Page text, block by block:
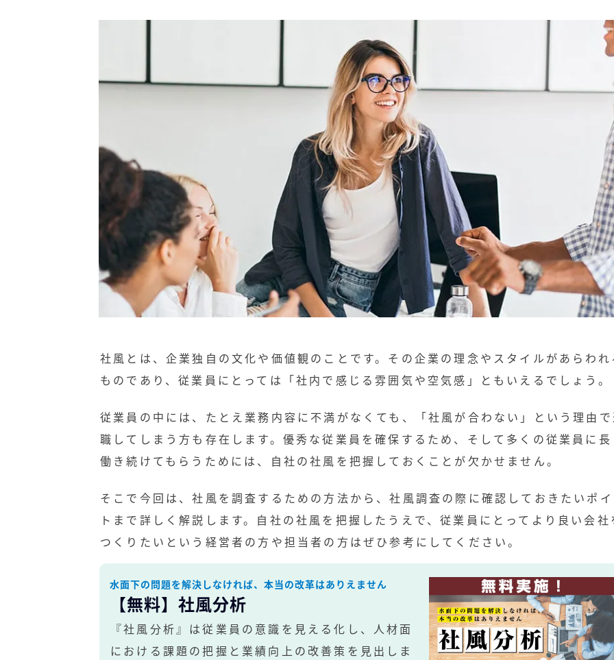
社風とは、企業独自の文化や価値観のことです。その企業の理念やスタイルがあらわ
ものであり、従業員にとっては「社内で感じる雰囲気や空気感」ともいえるでしょう。
従業員の中には、たとえ業務内容に不満がなくても、「社風が合わない」という理由
職してしまう方も存在します。優秀な従業員を確保するため、そして多くの従業員に
働き続けてもらうためには、自社の社風を把握しておくことが欠かせません。
そこで今回は、社風を調査するための方法から、社風調査の際に確認しておきたいポ
トまで詳しく解説します。自社の社風を把握したうえで、従業員にとってより良い会社
つくりたいという経営者の方や担当者の方はぜひ参考にしてください。
水面下の問題を解決しなければ、本当の改革はありえません
【無料】社風分析
『社風分析』は従業員の意識を見える化し、人材面
における課題の把握と業績向上の改善策を見出しま